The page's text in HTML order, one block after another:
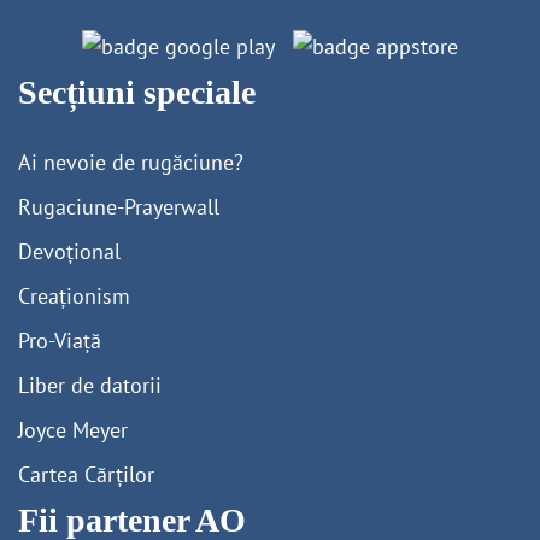
Secțiuni speciale
Ai nevoie de rugăciune?
Rugaciune-Prayerwall
Devoțional
Creaționism
Pro-Viață
Liber de datorii
Joyce Meyer
Cartea Cărților
Fii partener AO